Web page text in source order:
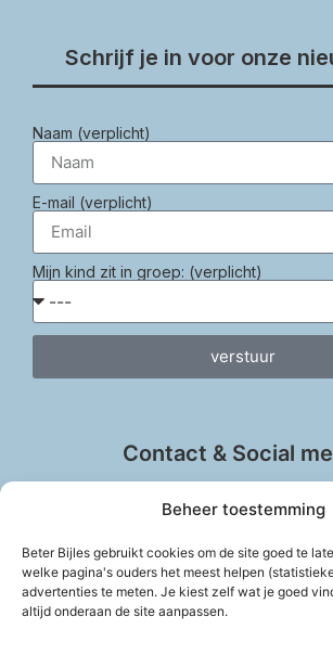
Beheer toestemming
Beter Bijles gebruikt cookies om de site goed te
welke pagina's ouders het meest helpen
advertenties te meten. Je kiest zelf wat je goed
altijd onderaan de site aanpassen.
Schrijf je in voor onze
Naam (verplicht)
E-mail (verplicht)
Mijn kind zit in groep: (verplicht)
verstuur
Contact & Social
info@beter-bijles.nl
Vul het contactformulier in